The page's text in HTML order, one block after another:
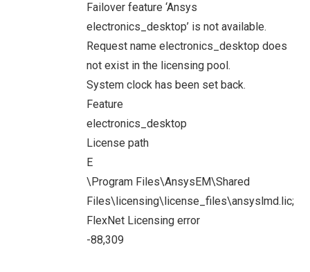
Failover feature ‘Ansys
electronics_desktop’ is not available.
Request name electronics_desktop does
not exist in the licensing pool.
System clock has been set back.
Feature
electronics_desktop
License path
E
\Program Files\AnsysEM\Shared
Files\licensing\license_files\ansyslmd.lic;
FlexNet Licensing error
-88,309